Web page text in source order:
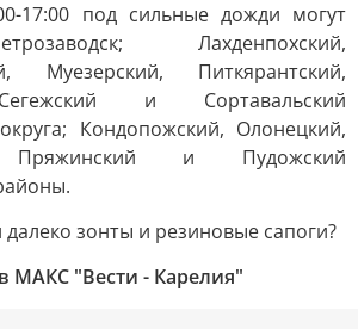
17:00 под сильные дожди могут
Лахденпохский,
Муезерский, Питкярантский,
и Сортавальский
Кондопожский, Олонецкий,
Пряжинский и Пудожский
зонты и резиновые сапоги?
МАКС "Вести - Карелия"